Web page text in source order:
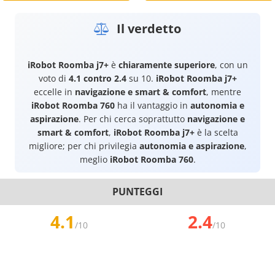
Il verdetto
iRobot Roomba j7+è chiaramente superiore, con un
voto di 4.1 contro 2.4su 10. iRobot Roomba j7+
eccelle in navigazione e smart & comfort, mentre
iRobot Roomba 760ha il vantaggio in autonomia e
aspirazione. Per chi cerca soprattutto navigazione e
smart & comfort, iRobot Roomba j7+è la scelta
migliore; per chi privilegia autonomia e aspirazione,
meglio iRobot Roomba 760.
PUNTEGGI
4.1 /10 2.4/10